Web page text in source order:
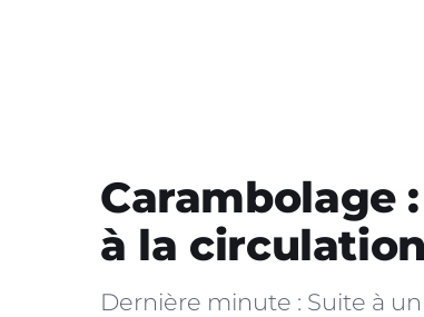
Carambolage
à la
Dernière minute : Suite à